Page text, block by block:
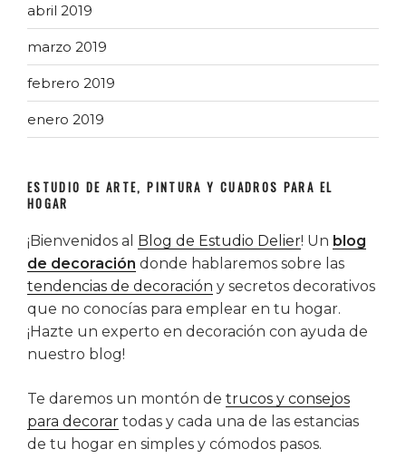
abril 2019
marzo 2019
febrero 2019
enero 2019
ESTUDIO DE ARTE, PINTURA Y CUADROS PARA EL
HOGAR
¡Bienvenidos al Blog de Estudio Delier! Un blog
de decoración donde hablaremos sobre las
tendencias de decoración y secretos decorativos
que no conocías para emplear en tu hogar.
¡Hazte un experto en decoración con ayuda de
nuestro blog!
Te daremos un montón de trucos y consejos
para decorar todas y cada una de las estancias
de tu hogar en simples y cómodos pasos.